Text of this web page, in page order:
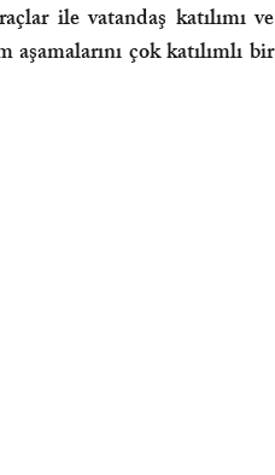
ile vatandaş katılımı ve
çok katılımlı bir